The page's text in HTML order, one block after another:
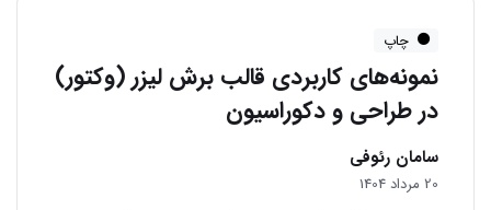
چاپ
نمونه‌های کاربردی قالب برش لیزر (وکتور)
در طراحی و دکوراسیون
سامان رئوفی
20 مرداد 1404